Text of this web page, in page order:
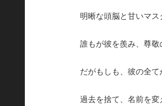
明晰な頭脳と甘いマ
誰もが彼を羨み、尊敬
だがもしも、彼の全
過去を捨て、名前を